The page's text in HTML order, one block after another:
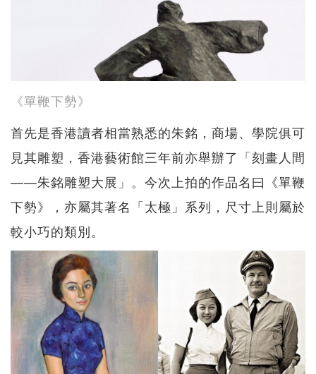
《單鞭下勢》
首先是香港讀者相當熟悉的朱銘，商場、學院俱可
見其雕塑，香港藝術館三年前亦舉辦了「刻畫人間
——朱銘雕塑大展」。今次上拍的作品名曰《單鞭
下勢》，亦屬其著名「太極」系列，尺寸上則屬於
較小巧的類別。